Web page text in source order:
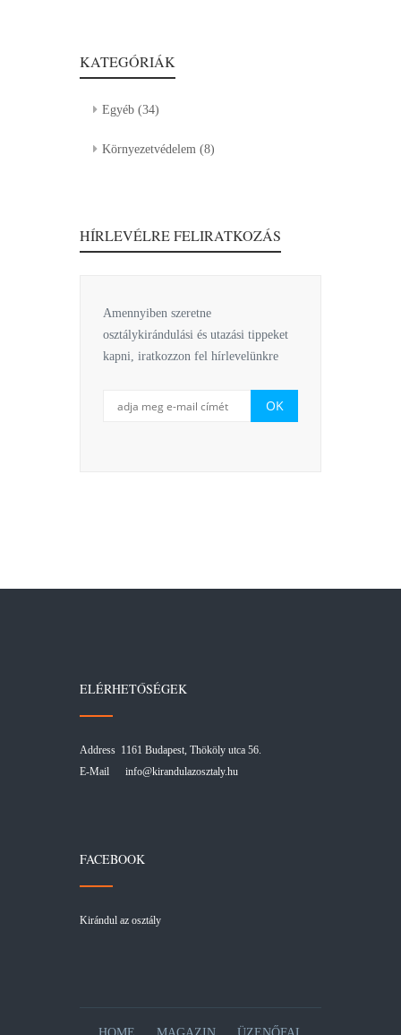
KATEGÓRIÁK
Egyéb (34)
Környezetvédelem (8)
HÍRLEVÉLRE FELIRATKOZÁS
Amennyiben szeretne
osztálykirándulási és utazási tippeket
kapni, iratkozzon fel hírlevelünkre
ELÉRHETŐSÉGEK
Address 1161 Budapest, Thököly utca 56.
E-Mail info@kirandulazosztaly.hu
FACEBOOK
Kirándul az osztály